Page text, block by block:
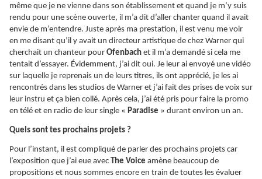
même que je ne vienne dans son établissement et quand je m’y suis
rendu pour une scène ouverte, il m’a dit d’aller chanter quand il avait
envie de m’entendre. Juste après ma prestation, il est venu me voir
en me disant qu’il y avait un directeur artistique de chez Warner qui
cherchait un chanteur pour Ofenbach et il m’a demandé si cela me
tentait d’essayer. Évidemment, j’ai dit oui. Je leur ai envoyé une vidéo
sur laquelle je reprenais un de leurs titres, ils ont apprécié, je les ai
rencontrés dans les studios de Warner et j’ai fait des prises de voix sur
leur instru et ça bien collé. Après cela, j’ai été pris pour faire la promo
en télé et en radio de leur single « Paradise » durant environ un an.
Quels sont tes prochains projets ?
Pour l’instant, il est compliqué de parler des prochains projets car
l’exposition que j’ai eue avec The Voice amène beaucoup de
propositions et nous sommes encore en train de toutes les évaluer